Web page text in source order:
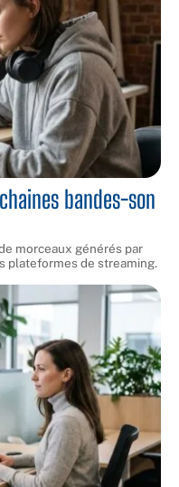
bandes-son
morceaux générés par
plateformes de streaming.